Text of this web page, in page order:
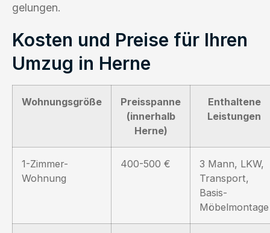
gelungen.
Kosten und Preise für Ihren
Umzug in Herne
Wohnungsgröße
Preisspanne
(innerhalb
Herne)
Enthaltene
Leistungen
1-Zimmer-
Wohnung
400-500 €
3 Mann, LKW,
Transport,
Basis-
Möbelmontage